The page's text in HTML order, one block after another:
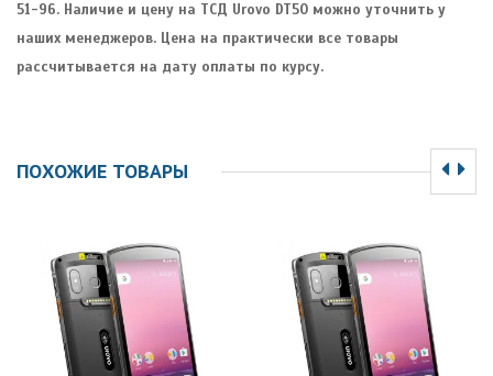
51-96. Наличие и цену на ТСД Urovo DT50 можно уточнить у
наших менеджеров. Цена на практически все товары
рассчитывается на дату оплаты по курсу.
ПОХОЖИЕ ТОВАРЫ